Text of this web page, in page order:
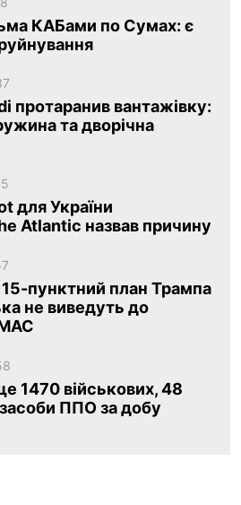
КАБами по Сумах: є
протаранив вантажівку:
та дворічна
для України
Atlantic назвав причину
15-пунктний план Трампа
не виведуть до
1470 військових, 48
ППО за добу